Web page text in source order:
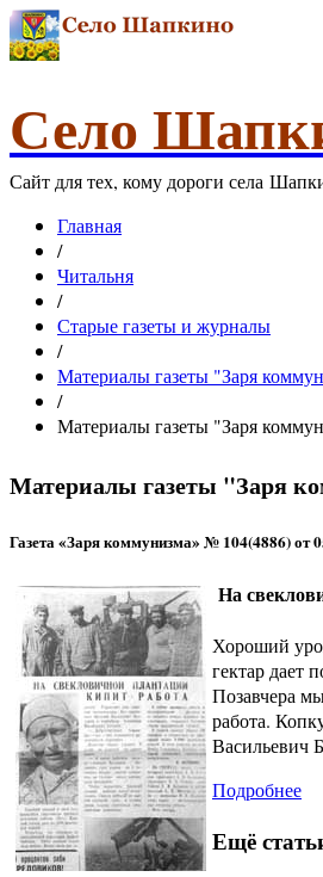
Село
Сайт для тех, кому дороги села
Главная
/
Читальня
/
Старые газеты и журналы
/
Материалы газеты "Заря
/
Материалы газеты "Заря
Материалы газеты "Заря
Газета «Заря коммунизма» № 104(4886) от
На
Хороший
гектар дает
Позавчера
работа.
Васильевич
Подробнее
Ещё